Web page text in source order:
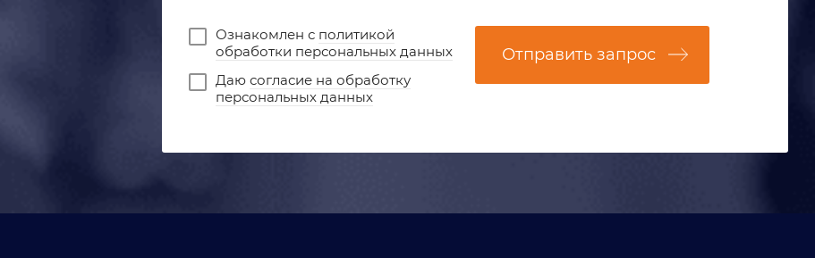
Ознакомлен с политикой
обработки персональных данных
Даю согласие на обработку
персональных данных
Отправить запрос